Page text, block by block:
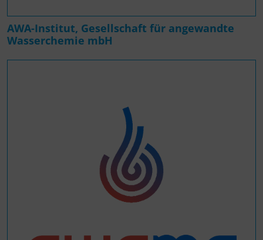
AWA-Institut, Gesellschaft für angewandte
Wasserchemie mbH